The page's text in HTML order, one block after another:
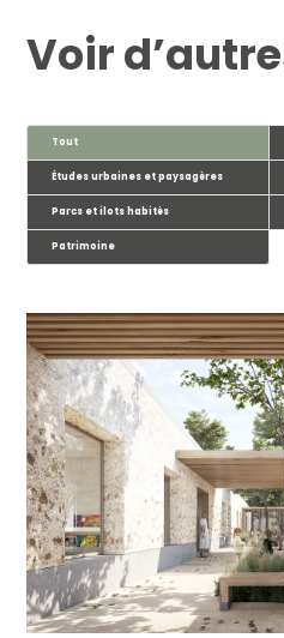
Voir
Tout
Études urbaines et paysagères
Parcs et ilots habités
Patrimoine